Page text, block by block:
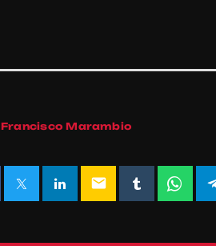
Francisco Marambio
email